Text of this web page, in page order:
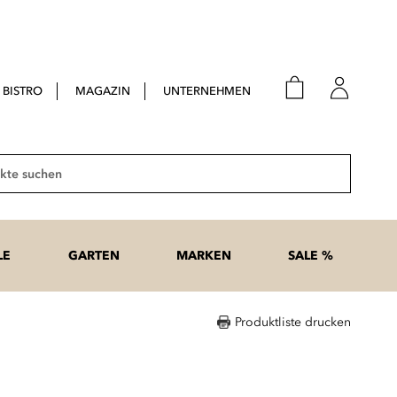
BISTRO MAGAZIN UNTERNEHMEN
Suche
GARTEN MARKEN SALE %
Produktliste drucken